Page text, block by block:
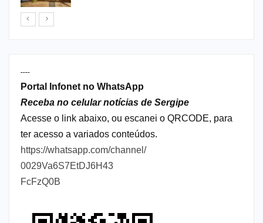
----
Portal Infonet no WhatsApp
Receba no celular notícias de Sergipe
Acesse o link abaixo, ou escanei o QRCODE, para
ter acesso a variados conteúdos.
https://whatsapp.com/channel/
0029Va6S7EtDJ6H43
FcFzQ0B